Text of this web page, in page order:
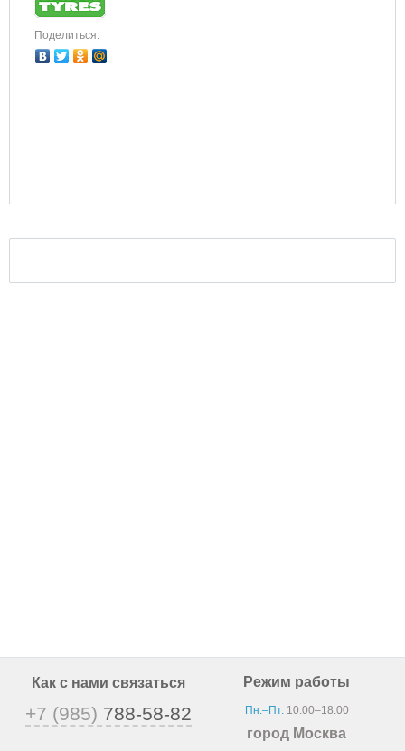
Поделиться:
Как с нами связаться
+7 (985) 788-58-82
Режим работы
Пн.–Пт.10:00–18:00
город Москва